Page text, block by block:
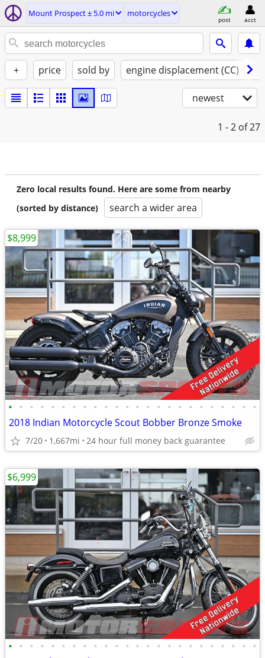
Mount Prospect ± 5.0 mi motorcycles
post acct
+ price sold by engine displacement (CC)
newest
1 - 2 of 27
Zero local results found. Here are some from nearby
(sorted by distance)
search a wider area
• • • • • • • • • • • • • • • • • • • • • • • •
2018 Indian Motorcycle Scout Bobber Bronze Smoke
7/20 1,667mi 24 hour full money back guarantee
$8,999
• • • • • • • • • • • • • • • • • • • • • • • •
$6,999